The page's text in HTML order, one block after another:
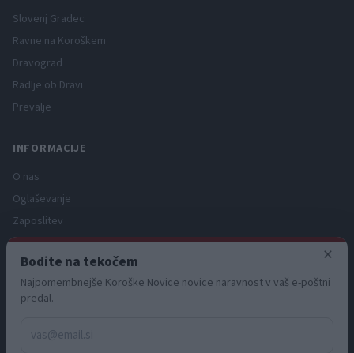
Slovenj Gradec
Ravne na Koroškem
Dravograd
Radlje ob Dravi
Prevalje
INFORMACIJE
O nas
Oglaševanje
Zaposlitev
Pravno obvestilo
Zasebnost in piškotki
Storitve
Pogoji uporabe
×
Bodite na tekočem
Najpomembnejše Koroške Novice novice naravnost v vaš e-poštni
predal.